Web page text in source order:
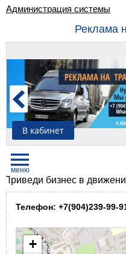
Администрация системы
Реклама
В кабинет
бизнес в движение!
Телефон: +7(904)239-99-
+